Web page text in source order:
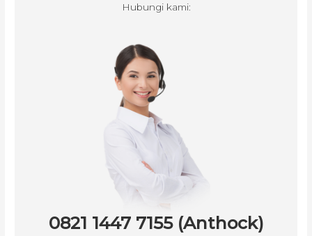
Hubungi kami:
0821 1447 7155 (Anthock)